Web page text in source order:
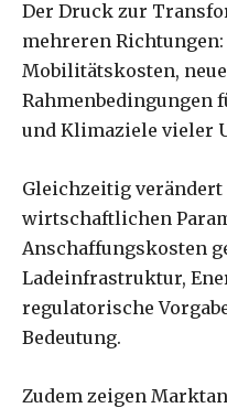
Der Druck zur
mehreren
Mobilitätskosten,
Rahmenbedingungen
und Klimaziele vieler
Gleichzeitig
wirtschaftlichen
Anschaffungskosten
Ladeinfrastruktur,
regulatorische
Bedeutung.
Zudem zeigen